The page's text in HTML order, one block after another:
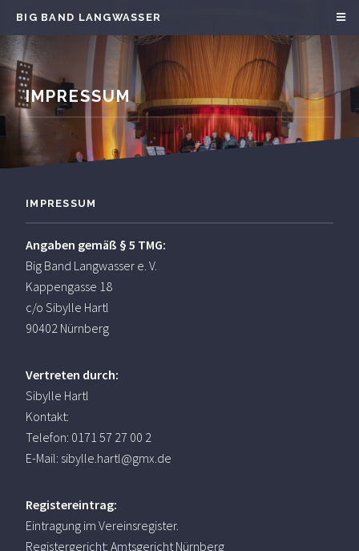
BIG BAND LANGWASSER
IMPRESSUM
IMPRESSUM
Angaben gemäß § 5 TMG:
Big Band Langwasser e. V.
Kappengasse 18
c/o Sibylle Hartl
90402 Nürnberg
Vertreten durch:
Sibylle Hartl
Kontakt:
Telefon: 0171 57 27 00 2
E-Mail: sibylle.hartl@gmx.de
Registereintrag:
Eintragung im Vereinsregister.
Registergericht: Amtsgericht Nürnberg